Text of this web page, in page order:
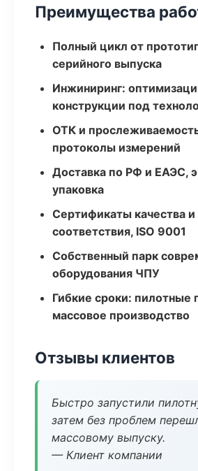
Преимущества
Полный цикл от
серийного выпуска
Инжиниринг:
конструкции под
ОТК и
протоколы измерений
Доставка по РФ и ЕАЭС,
упаковка
Сертификаты качества и
соответствия, ISO 9001
Собственный парк
оборудования ЧПУ
Гибкие сроки: пилотные
массовое производство
Отзывы клиентов
Быстро запустили
затем без проблем
массовому выпуску.
— Клиент компании